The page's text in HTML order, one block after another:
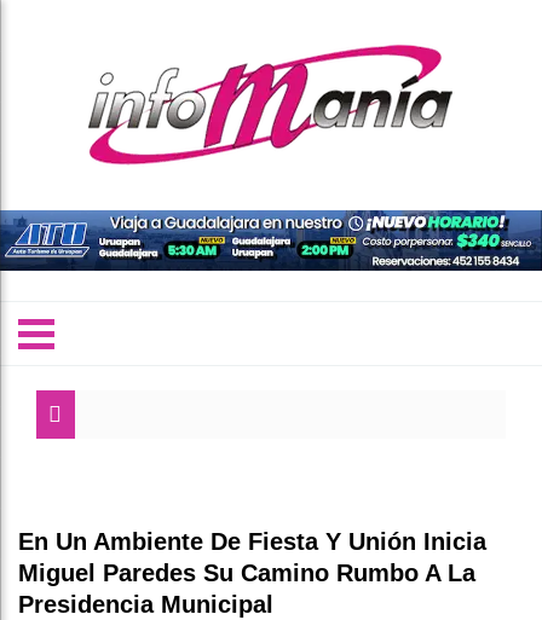
En Un Ambiente De Fiesta Y Unión Inicia
Miguel Paredes Su Camino Rumbo A La
Presidencia Municipal